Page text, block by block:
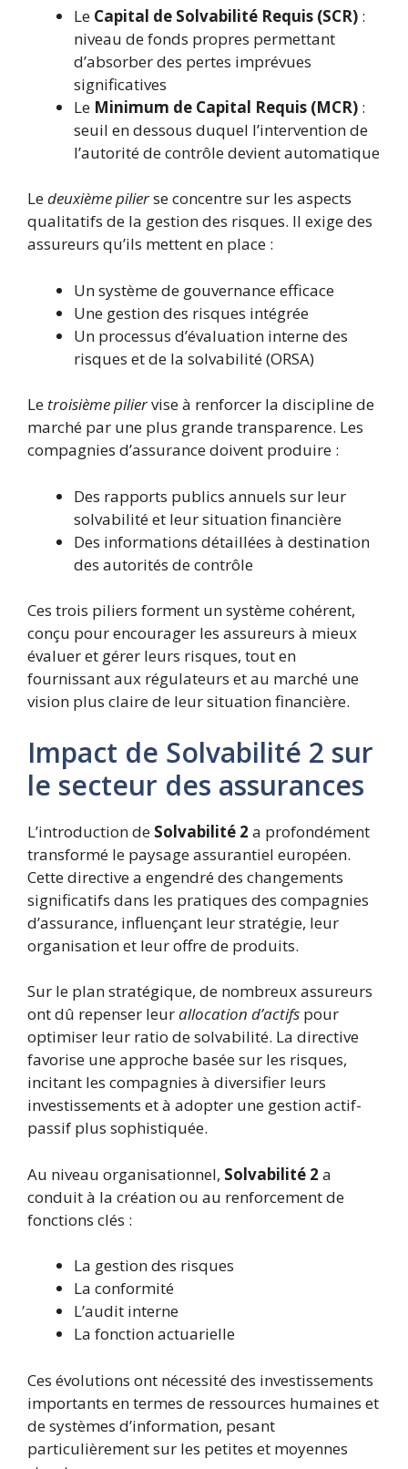
Le Capital de Solvabilité Requis (SCR) :
niveau de fonds propres permettant
d’absorber des pertes imprévues
significatives
Le Minimum de Capital Requis (MCR) :
seuil en dessous duquel l’intervention de
l’autorité de contrôle devient automatique
Ledeuxième pilierse concentre sur les aspects
qualitatifs de la gestion des risques. Il exige des
assureurs qu’ils mettent en place :
Un système de gouvernance efficace
Une gestion des risques intégrée
Un processus d’évaluation interne des
risques et de la solvabilité (ORSA)
Le troisième piliervise à renforcer la discipline de
marché par une plus grande transparence. Les
compagnies d’assurance doivent produire :
Des rapports publics annuels sur leur
solvabilité et leur situation financière
Des informations détaillées à destination
des autorités de contrôle
Ces trois piliers forment un système cohérent,
conçu pour encourager les assureurs à mieux
évaluer et gérer leurs risques, tout en
fournissant aux régulateurs et au marché une
vision plus claire de leur situation financière.
Impact de Solvabilité 2 sur
le secteur des assurances
L’introduction de Solvabilité 2 a profondément
transformé le paysage assurantiel européen.
Cette directive a engendré des changements
significatifs dans les pratiques des compagnies
d’assurance, influençant leur stratégie, leur
organisation et leur offre de produits.
Sur le plan stratégique, de nombreux assureurs
ont dû repenser leurallocation d’actifs pour
optimiser leur ratio de solvabilité. La directive
favorise une approche basée sur les risques,
incitant les compagnies à diversifier leurs
investissements et à adopter une gestion actif-
passif plus sophistiquée.
Au niveau organisationnel, Solvabilité 2 a
conduit à la création ou au renforcement de
fonctions clés :
La gestion des risques
La conformité
L’audit interne
La fonction actuarielle
Ces évolutions ont nécessité des investissements
importants en termes de ressources humaines et
de systèmes d’information, pesant
particulièrement sur les petites et moyennes